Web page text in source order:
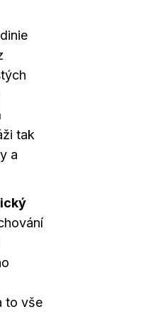
tak
a
to vše